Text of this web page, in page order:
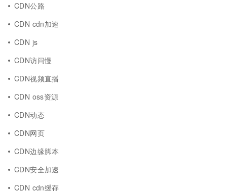
CDN公路
CDN cdn加速
CDN js
CDN访问慢
CDN视频直播
CDN oss资源
CDN动态
CDN网页
CDN边缘脚本
CDN安全加速
CDN cdn缓存